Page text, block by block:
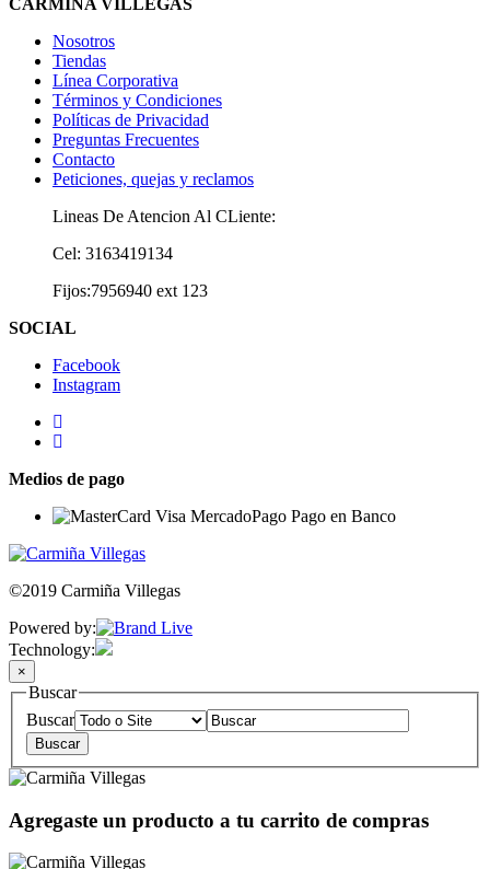
CARMIÑA VILLEGAS
Nosotros
Tiendas
Línea Corporativa
Términos y Condiciones
Políticas de Privacidad
Preguntas Frecuentes
Contacto
Peticiones, quejas y reclamos
Lineas De Atencion Al CLiente:
Cel: 3163419134
Fijos:7956940 ext 123
SOCIAL
Facebook
Instagram
Medios de pago
©2019 Carmiña Villegas
Powered by:
Technology:
×
Buscar
Buscar
Agregaste un producto a tu carrito de compras